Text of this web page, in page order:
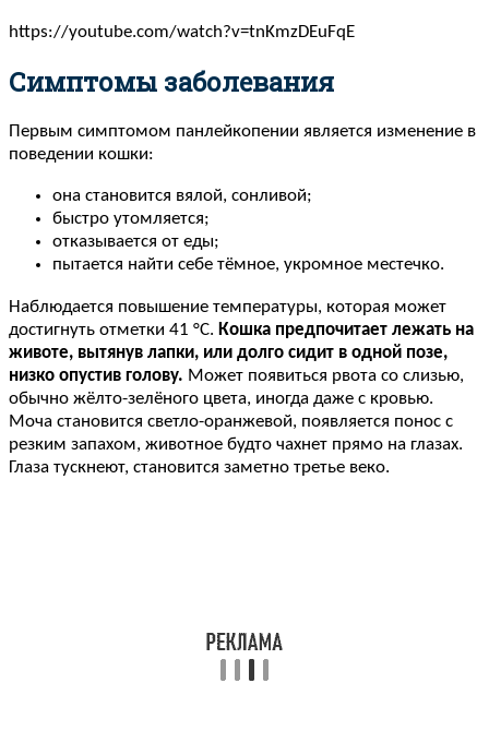
https://youtube.com/watch?v=tnKmzDEuFqE
Симптомы заболевания
Первым симптомом панлейкопении является изменение в
поведении кошки:
она становится вялой, сонливой;
быстро утомляется;
отказывается от еды;
пытается найти себе тёмное, укромное местечко.
Наблюдается повышение температуры, которая может
достигнуть отметки 41 °С. Кошка предпочитает лежать на
животе, вытянув лапки, или долго сидит в одной позе,
низко опустив голову. Может появиться рвота со слизью,
обычно жёлто-зелёного цвета, иногда даже с кровью.
Моча становится светло-оранжевой, появляется понос с
резким запахом, животное будто чахнет прямо на глазах.
Глаза тускнеют, становится заметно третье веко.